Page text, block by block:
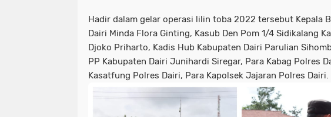
Hadir dalam gelar operasi lilin toba 2022 tersebut Kepala
Dairi Minda Flora Ginting, Kasub Den Pom 1/4 Sidikalang
Djoko Priharto, Kadis Hub Kabupaten Dairi Parulian
PP Kabupaten Dairi Junihardi Siregar, Para Kabag Polres
Kasatfung Polres Dairi, Para Kapolsek Jajaran Polres Dairi.